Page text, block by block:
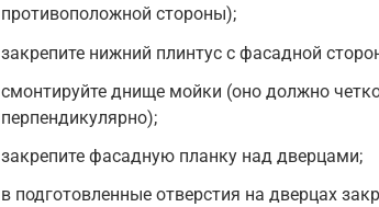
противоположной стороны);
закрепите нижний плинтус с фасадной
смонтируйте днище мойки (оно должно
перпендикулярно);
закрепите фасадную планку над дверцами;
в подготовленные отверстия на дверцах